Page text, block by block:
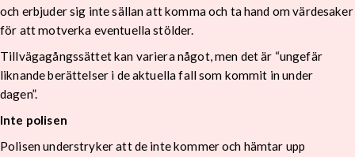
och erbjuder sig inte sällan att komma och ta hand om värdesaker
för att motverka eventuella stölder.
Tillvägagångssättet kan variera något, men det är “ungefär
liknande berättelser i de aktuella fall som kommit in under
dagen”.
Inte polisen
Polisen understryker att de inte kommer och hämtar upp